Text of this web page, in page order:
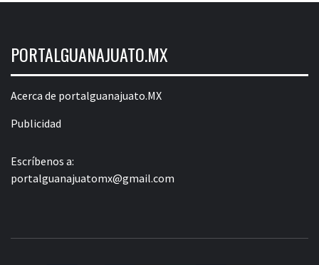
PORTALGUANAJUATO.MX
Acerca de portalguanajuato.MX
Publicidad
Escríbenos a:
portalguanajuatomx@gmail.com